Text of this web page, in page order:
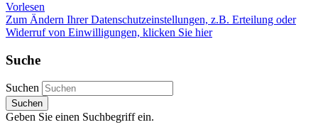
Vorlesen
Zum Ändern Ihrer Datenschutzeinstellungen, z.B. Erteilung oder
Widerruf von Einwilligungen, klicken Sie hier
Suche
Suchen
Suchen
Geben Sie einen Suchbegriff ein.